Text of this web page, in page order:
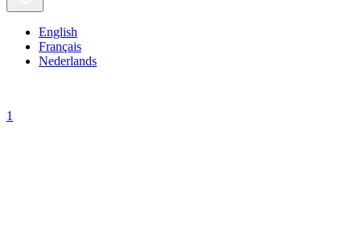
English
Français
Nederlands
1